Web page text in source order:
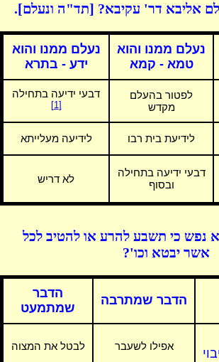
אליבא דר' עקיבא? [תד"ה ונעלם].
נעלם ממנו והוא
טמא - קמא
נעלם ממנו והוא
ידע - בתרא
לפטור בהעלם
מקדש
דבעי ידיעה בתחילה
[1]
לידיעת בית רבו לידיעה מעלייתא
דבעי ידיעה בתחילה
ובסוף
לא דריש
נפש כי תשבע להרע או להטיב לכל
אשר יבטא וכו'?
הדבר שמתרבה
הדבר
שמתמעט
אפילו לשעבר לבטל את המצוה